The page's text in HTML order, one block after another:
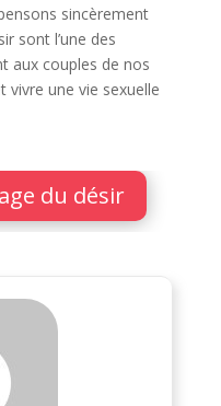
sincèrement
sont l’une des
aux couples de nos
une vie sexuelle
du désir